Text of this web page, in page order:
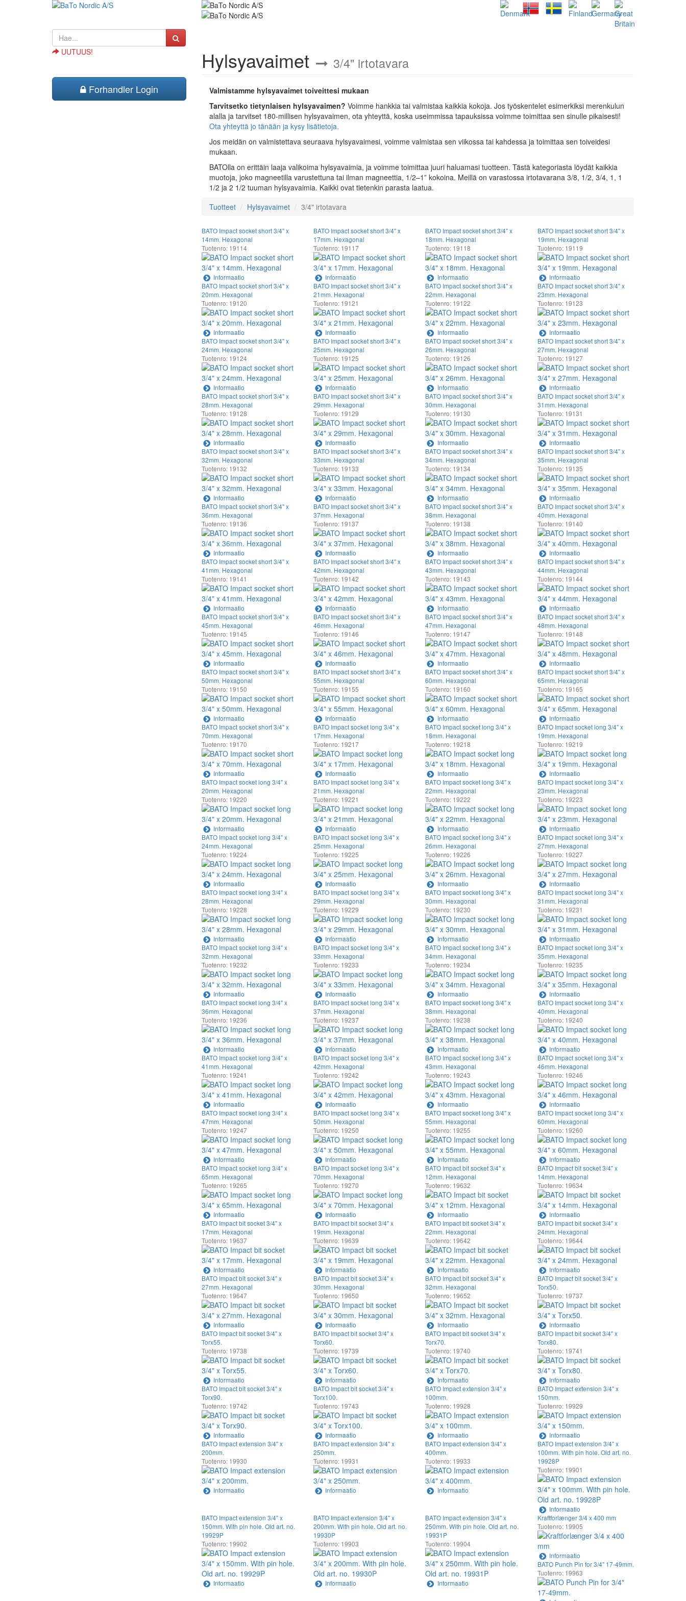
UUTUUS!
Forhandler Login
Hylsyavaimet 3/4" irtotavara
Valmistamme hylsyavaimet toiveittesi mukaan
Tarvitsetko tietynlaisen hylsyavaimen? Voimme hankkia tai valmistaa kaikkia kokoja. Jos työskentelet esimerkiksi merenkulun
alalla ja tarvitset 180-millisen hylsyavaimen, ota yhteyttä, koska useimmissa tapauksissa voimme toimittaa sen sinulle pikaisesti!
Ota yhteyttä jo tänään ja kysy lisätietoja.
Jos meidän on valmistettava seuraava hylsyavaimesi, voimme valmistaa sen viikossa tai kahdessa ja toimittaa sen toiveidesi
mukaan.
BATOlla on erittäin laaja valikoima hylsyavaimia, ja voimme toimittaa juuri haluamasi tuotteen. Tästä kategoriasta löydät kaikkia
muotoja, joko magneetilla varustettuna tai ilman magneettia, 1/2–1” kokoina. Meillä on varastossa irtotavarana 3/8, 1/2, 3/4, 1, 1
1/2 ja 2 1/2 tuuman hylsyavaimia. Kaikki ovat tietenkin parasta laatua.
Tuotteet
Hylsyavaimet 3/4" irtotavara
BATO Impact socket short 3/4" x
14mm. Hexagonal
Tuotenro: 19114
Informaatio
BATO Impact socket short 3/4" x
17mm. Hexagonal
Tuotenro: 19117
Informaatio
BATO Impact socket short 3/4" x
18mm. Hexagonal
Tuotenro: 19118
Informaatio
BATO Impact socket short 3/4" x
19mm. Hexagonal
Tuotenro: 19119
Informaatio
BATO Impact socket short 3/4" x
20mm. Hexagonal
Tuotenro: 19120
Informaatio
BATO Impact socket short 3/4" x
21mm. Hexagonal
Tuotenro: 19121
Informaatio
BATO Impact socket short 3/4" x
22mm. Hexagonal
Tuotenro: 19122
Informaatio
BATO Impact socket short 3/4" x
23mm. Hexagonal
Tuotenro: 19123
Informaatio
BATO Impact socket short 3/4" x
24mm. Hexagonal
Tuotenro: 19124
Informaatio
BATO Impact socket short 3/4" x
25mm. Hexagonal
Tuotenro: 19125
Informaatio
BATO Impact socket short 3/4" x
26mm. Hexagonal
Tuotenro: 19126
Informaatio
BATO Impact socket short 3/4" x
27mm. Hexagonal
Tuotenro: 19127
Informaatio
BATO Impact socket short 3/4" x
28mm. Hexagonal
Tuotenro: 19128
Informaatio
BATO Impact socket short 3/4" x
29mm. Hexagonal
Tuotenro: 19129
Informaatio
BATO Impact socket short 3/4" x
30mm. Hexagonal
Tuotenro: 19130
Informaatio
BATO Impact socket short 3/4" x
31mm. Hexagonal
Tuotenro: 19131
Informaatio
BATO Impact socket short 3/4" x
32mm. Hexagonal
Tuotenro: 19132
Informaatio
BATO Impact socket short 3/4" x
33mm. Hexagonal
Tuotenro: 19133
Informaatio
BATO Impact socket short 3/4" x
34mm. Hexagonal
Tuotenro: 19134
Informaatio
BATO Impact socket short 3/4" x
35mm. Hexagonal
Tuotenro: 19135
Informaatio
BATO Impact socket short 3/4" x
36mm. Hexagonal
Tuotenro: 19136
Informaatio
BATO Impact socket short 3/4" x
37mm. Hexagonal
Tuotenro: 19137
Informaatio
BATO Impact socket short 3/4" x
38mm. Hexagonal
Tuotenro: 19138
Informaatio
BATO Impact socket short 3/4" x
40mm. Hexagonal
Tuotenro: 19140
Informaatio
BATO Impact socket short 3/4" x
41mm. Hexagonal
Tuotenro: 19141
Informaatio
BATO Impact socket short 3/4" x
42mm. Hexagonal
Tuotenro: 19142
Informaatio
BATO Impact socket short 3/4" x
43mm. Hexagonal
Tuotenro: 19143
Informaatio
BATO Impact socket short 3/4" x
44mm. Hexagonal
Tuotenro: 19144
Informaatio
BATO Impact socket short 3/4" x
45mm. Hexagonal
Tuotenro: 19145
Informaatio
BATO Impact socket short 3/4" x
46mm. Hexagonal
Tuotenro: 19146
Informaatio
BATO Impact socket short 3/4" x
47mm. Hexagonal
Tuotenro: 19147
Informaatio
BATO Impact socket short 3/4" x
48mm. Hexagonal
Tuotenro: 19148
Informaatio
BATO Impact socket short 3/4" x
50mm. Hexagonal
Tuotenro: 19150
Informaatio
BATO Impact socket short 3/4" x
55mm. Hexagonal
Tuotenro: 19155
Informaatio
BATO Impact socket short 3/4" x
60mm. Hexagonal
Tuotenro: 19160
Informaatio
BATO Impact socket short 3/4" x
65mm. Hexagonal
Tuotenro: 19165
Informaatio
BATO Impact socket short 3/4" x
70mm. Hexagonal
Tuotenro: 19170
Informaatio
BATO Impact socket long 3/4" x
17mm. Hexagonal
Tuotenro: 19217
Informaatio
BATO Impact socket long 3/4" x
18mm. Hexagonal
Tuotenro: 19218
Informaatio
BATO Impact socket long 3/4" x
19mm. Hexagonal
Tuotenro: 19219
Informaatio
BATO Impact socket long 3/4" x
20mm. Hexagonal
Tuotenro: 19220
Informaatio
BATO Impact socket long 3/4" x
21mm. Hexagonal
Tuotenro: 19221
Informaatio
BATO Impact socket long 3/4" x
22mm. Hexagonal
Tuotenro: 19222
Informaatio
BATO Impact socket long 3/4" x
23mm. Hexagonal
Tuotenro: 19223
Informaatio
BATO Impact socket long 3/4" x
24mm. Hexagonal
Tuotenro: 19224
Informaatio
BATO Impact socket long 3/4" x
25mm. Hexagonal
Tuotenro: 19225
Informaatio
BATO Impact socket long 3/4" x
26mm. Hexagonal
Tuotenro: 19226
Informaatio
BATO Impact socket long 3/4" x
27mm. Hexagonal
Tuotenro: 19227
Informaatio
BATO Impact socket long 3/4" x
28mm. Hexagonal
Tuotenro: 19228
Informaatio
BATO Impact socket long 3/4" x
29mm. Hexagonal
Tuotenro: 19229
Informaatio
BATO Impact socket long 3/4" x
30mm. Hexagonal
Tuotenro: 19230
Informaatio
BATO Impact socket long 3/4" x
31mm. Hexagonal
Tuotenro: 19231
Informaatio
BATO Impact socket long 3/4" x
32mm. Hexagonal
Tuotenro: 19232
Informaatio
BATO Impact socket long 3/4" x
33mm. Hexagonal
Tuotenro: 19233
Informaatio
BATO Impact socket long 3/4" x
34mm. Hexagonal
Tuotenro: 19234
Informaatio
BATO Impact socket long 3/4" x
35mm. Hexagonal
Tuotenro: 19235
Informaatio
BATO Impact socket long 3/4" x
36mm. Hexagonal
Tuotenro: 19236
Informaatio
BATO Impact socket long 3/4" x
37mm. Hexagonal
Tuotenro: 19237
Informaatio
BATO Impact socket long 3/4" x
38mm. Hexagonal
Tuotenro: 19238
Informaatio
BATO Impact socket long 3/4" x
40mm. Hexagonal
Tuotenro: 19240
Informaatio
BATO Impact socket long 3/4" x
41mm. Hexagonal
Tuotenro: 19241
Informaatio
BATO Impact socket long 3/4" x
42mm. Hexagonal
Tuotenro: 19242
Informaatio
BATO Impact socket long 3/4" x
43mm. Hexagonal
Tuotenro: 19243
Informaatio
BATO Impact socket long 3/4" x
46mm. Hexagonal
Tuotenro: 19246
Informaatio
BATO Impact socket long 3/4" x
47mm. Hexagonal
Tuotenro: 19247
Informaatio
BATO Impact socket long 3/4" x
50mm. Hexagonal
Tuotenro: 19250
Informaatio
BATO Impact socket long 3/4" x
55mm. Hexagonal
Tuotenro: 19255
Informaatio
BATO Impact socket long 3/4" x
60mm. Hexagonal
Tuotenro: 19260
Informaatio
BATO Impact socket long 3/4" x
65mm. Hexagonal
Tuotenro: 19265
Informaatio
BATO Impact socket long 3/4" x
70mm. Hexagonal
Tuotenro: 19270
Informaatio
BATO Impact bit socket 3/4" x
12mm. Hexagonal
Tuotenro: 19632
Informaatio
BATO Impact bit socket 3/4" x
14mm. Hexagonal
Tuotenro: 19634
Informaatio
BATO Impact bit socket 3/4" x
17mm. Hexagonal
Tuotenro: 19637
Informaatio
BATO Impact bit socket 3/4" x
19mm. Hexagonal
Tuotenro: 19639
Informaatio
BATO Impact bit socket 3/4" x
22mm. Hexagonal
Tuotenro: 19642
Informaatio
BATO Impact bit socket 3/4" x
24mm. Hexagonal
Tuotenro: 19644
Informaatio
BATO Impact bit socket 3/4" x
27mm. Hexagonal
Tuotenro: 19647
Informaatio
BATO Impact bit socket 3/4" x
30mm. Hexagonal
Tuotenro: 19650
Informaatio
BATO Impact bit socket 3/4" x
32mm. Hexagonal
Tuotenro: 19652
Informaatio
BATO Impact bit socket 3/4" x
Torx50.
Tuotenro: 19737
Informaatio
BATO Impact bit socket 3/4" x
Torx55.
Tuotenro: 19738
Informaatio
BATO Impact bit socket 3/4" x
Torx60.
Tuotenro: 19739
Informaatio
BATO Impact bit socket 3/4" x
Torx70.
Tuotenro: 19740
Informaatio
BATO Impact bit socket 3/4" x
Torx80.
Tuotenro: 19741
Informaatio
BATO Impact bit socket 3/4" x
Torx90.
Tuotenro: 19742
Informaatio
BATO Impact bit socket 3/4" x
Torx100.
Tuotenro: 19743
Informaatio
BATO Impact extension 3/4" x
100mm.
Tuotenro: 19928
Informaatio
BATO Impact extension 3/4" x
150mm.
Tuotenro: 19929
Informaatio
BATO Impact extension 3/4" x
200mm.
Tuotenro: 19930
Informaatio
BATO Impact extension 3/4" x
250mm.
Tuotenro: 19931
Informaatio
BATO Impact extension 3/4" x
400mm.
Tuotenro: 19933
Informaatio
BATO Impact extension 3/4" x
100mm. With pin hole. Old art. no.
19928P
Tuotenro: 19901
Informaatio
BATO Impact extension 3/4" x
150mm. With pin hole. Old art. no.
19929P
Tuotenro: 19902
Informaatio
BATO Impact extension 3/4" x
200mm. With pin hole. Old art. no.
19930P
Tuotenro: 19903
Informaatio
BATO Impact extension 3/4" x
250mm. With pin hole. Old art. no.
19931P
Tuotenro: 19904
Informaatio
Kraftforlænger 3/4 x 400 mm
Tuotenro: 19905
Informaatio
BATO Punch Pin for 3/4" 17-49mm.
Tuotenro: 19963